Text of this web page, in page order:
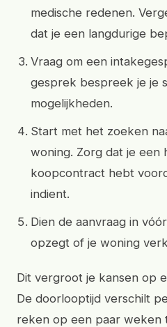
medische redenen.
dat je een langdurige
Vraag om een
gesprek bespreek je je
mogelijkheden.
Start met het zoeken
woning. Zorg dat je een
koopcontract hebt
indient.
Dien de aanvraag in
opzegt of je woning
Dit vergroot je kansen op
De doorlooptijd verschilt
reken op een paar weken